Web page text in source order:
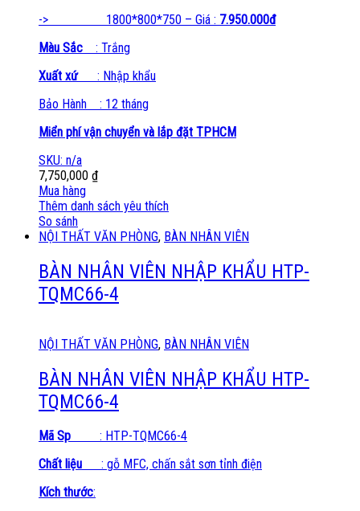
-> 1800*800*750 – Giá : 7.950.000đ
Màu Sắc : Trắng
Xuất xứ: Nhập khẩu
Bảo Hành : 12 tháng
Miển phí vận chuyển và lắp đặt TPHCM
SKU: n/a
7,750,000 ₫
Mua hàng
Thêm danh sách yêu thích
So sánh
NỘI THẤT VĂN PHÒNG, BÀN NHÂN VIÊN
BÀN NHÂN VIÊN NHẬP KHẨU HTP-
TQMC66-4
NỘI THẤT VĂN PHÒNG, BÀN NHÂN VIÊN
BÀN NHÂN VIÊN NHẬP KHẨU HTP-
TQMC66-4
Mã Sp : HTP-TQMC66-4
Chất liệu
: gỗ MFC, chấn sắt sơn tỉnh điện
Kích thước: